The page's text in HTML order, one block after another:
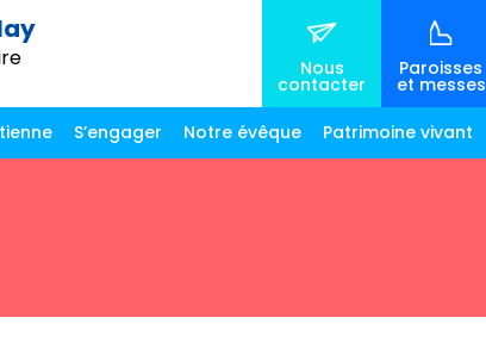
Nous
contacter
Paroisses
et messes
S’engager Notre évêque Patrimoine vivant